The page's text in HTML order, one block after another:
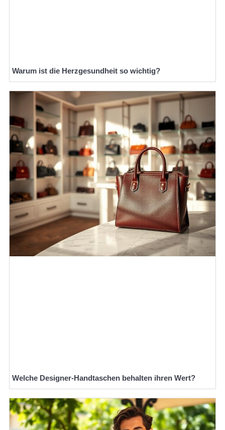
Warum ist die Herzgesundheit so wichtig?
Welche Designer-Handtaschen behalten ihren Wert?